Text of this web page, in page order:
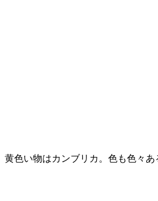
黄色い物はカンブリカ。色も色々あ